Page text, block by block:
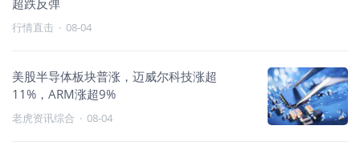
超跌反弹
行情直击 · 08-04
美股半导体板块普涨，迈威尔科技涨超
11%，ARM涨超9%
老虎资讯综合 · 08-04